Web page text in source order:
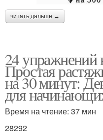
читать дальше →
24 упражнений
Простая
на 30 минут:
для
Время на чтение: 37 мин
28292